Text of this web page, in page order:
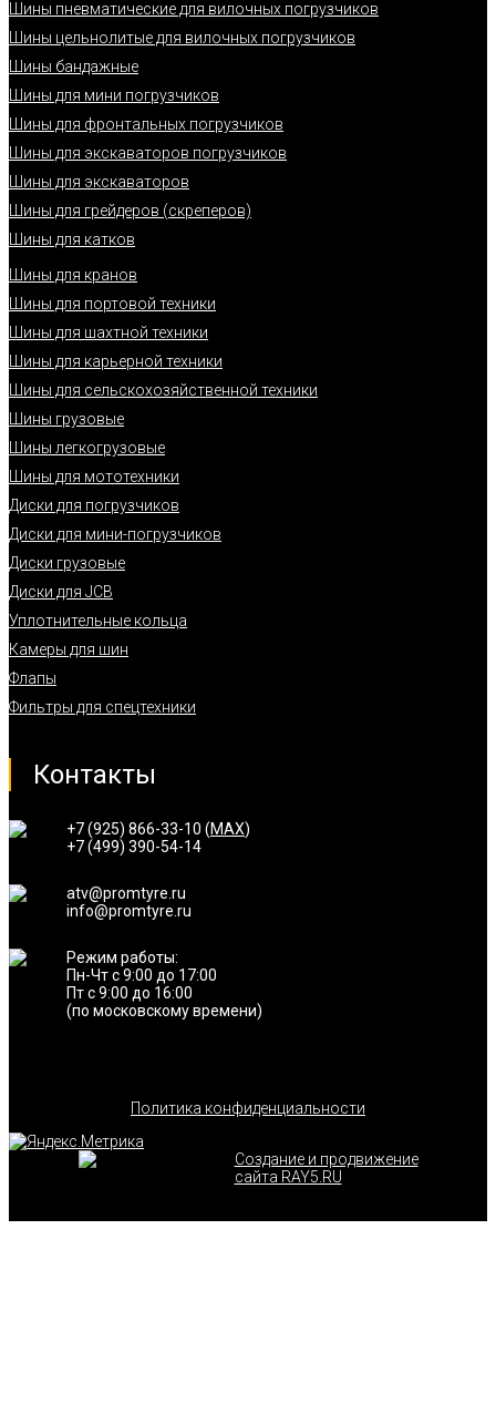
Шины пневматические для вилочных погрузчиков
Шины цельнолитые для вилочных погрузчиков
Шины бандажные
Шины для мини погрузчиков
Шины для фронтальных погрузчиков
Шины для экскаваторов погрузчиков
Шины для экскаваторов
Шины для грейдеров (скреперов)
Шины для катков
Шины для кранов
Шины для портовой техники
Шины для шахтной техники
Шины для карьерной техники
Шины для сельскохозяйственной техники
Шины грузовые
Шины легкогрузовые
Шины для мототехники
Диски для погрузчиков
Диски для мини-погрузчиков
Диски грузовые
Диски для JCB
Уплотнительные кольца
Камеры для шин
Флапы
Фильтры для спецтехники
Контакты
+7 (925) 866-33-10 (MAX)
+7 (499) 390-54-14
atv@promtyre.ru
info@promtyre.ru
Режим работы:
Пн-Чт с 9:00 до 17:00
Пт с 9:00 до 16:00
(по московскому времени)
Политика конфиденциальности
Создание и продвижение
сайта RAY5.RU